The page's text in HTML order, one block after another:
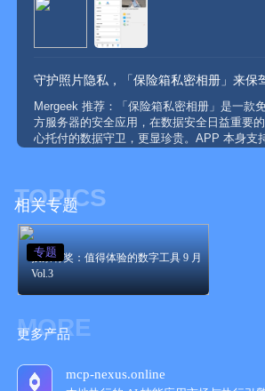
人等资料，而每种存储都有独立的保障方式
险箱私密相...
守护照片隐私，「保险箱私密相册」来保
Mergeek 推荐：「保险箱私密相册」是一款
方服务器的安全应用，在数据安全日益重要
心托付的数据守卫，更显珍贵。APP 本身支
Mergeek 推荐：「保险箱私密相册」是一款
制，同时提供了存储各种账号、卡片、照片视
人等资料，而每种存储都有独立的保障方式，
TOPICS
相关专题
投票有奖：值得体验的数字工具 9 月
Vol.3
专题
MORE
更多产品
mcp-nexus.online